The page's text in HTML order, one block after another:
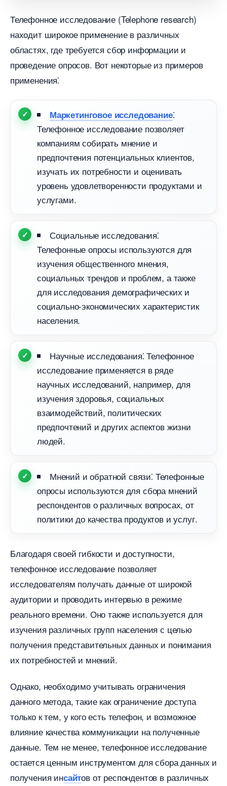
Телефонное исследование (Telephone research)
находит широкое применение в различных
областях, где требуется сбор информации и
проведение опросов.​ Вот некоторые из примеро
применения⁚
Маркетинговое исследование⁚
Телефонное исследование позволяет
компаниям собирать мнение и
предпочтения потенциальных клиентов,
изучать их потребности и оценивать
уровень удовлетворенности продуктами и
услугами.​
Социальные исследования⁚
Телефонные опросы используются для
изучения общественного мнения,
социальных трендов и проблем, а также
для исследования демографических и
социально-экономических характеристик
населения.​
Научные исследования⁚ Телефонное
исследование применяется в ряде
научных исследований, например, для
изучения здоровья, социальных
заимодействий, политических
предпочтений и других аспектов жизни
людей.​
Мнений и обратной связи⁚ Телефонные
опросы используются для сбора мнений
респондентов о различных вопросах, от
политики до качества продуктов и услуг.
Благодаря своей гибкости и доступности,
телефонное исследование позволяет
исследователям получать данные от широкой
аудитории и проводить интервью в режиме
реального времени.​ Оно также используется для
изучения различных групп населения с целью
получения представительных данных и понимания
их потребностей и мнений.​
Однако, необходимо учитывать ограничения
данного метода, такие как ограничение доступа
только к тем, у кого есть телефон, и возможное
лияние качества коммуникации на полученные
данные. Тем не менее, телефонное исследование
остается ценным инструментом для сбора данных и
получения инсайтов от респондентов в различных